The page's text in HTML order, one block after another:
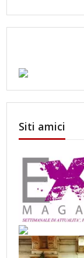
Siti amici